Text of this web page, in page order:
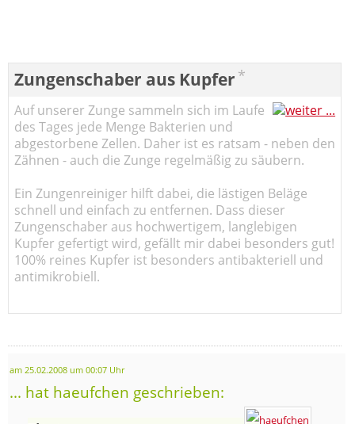
Zungenschaber aus Kupfer *
Auf unserer Zunge sammeln sich im Laufe
des Tages jede Menge Bakterien und
abgestorbene Zellen. Daher ist es ratsam - neben den
Zähnen - auch die Zunge regelmäßig zu säubern.
Ein Zungenreiniger hilft dabei, die lästigen Beläge
schnell und einfach zu entfernen. Dass dieser
Zungenschaber aus hochwertigem, langlebigen
Kupfer gefertigt wird, gefällt mir dabei besonders gut!
100% reines Kupfer ist besonders antibakteriell und
antimikrobiell.
am 25.02.2008 um 00:07 Uhr
... hat haeufchen geschrieben: